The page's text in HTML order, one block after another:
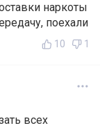
наркоты
поехали
10 1
всех